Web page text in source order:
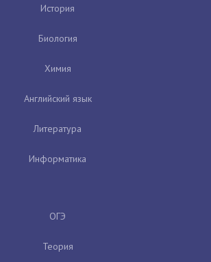
История
Биология
Химия
Английский язык
Литература
Информатика
ОГЭ
Теория